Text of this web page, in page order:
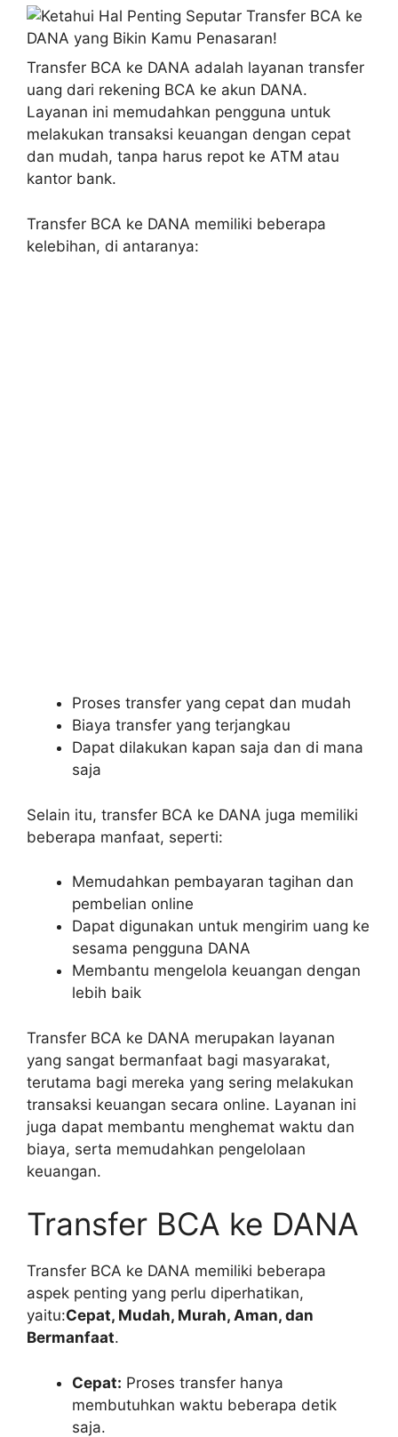
Transfer BCA ke DANA adalah layanan transfer
uang dari rekening BCA ke akun DANA.
Layanan ini memudahkan pengguna untuk
melakukan transaksi keuangan dengan cepat
dan mudah, tanpa harus repot ke ATM atau
kantor bank.
Transfer BCA ke DANA memiliki beberapa
kelebihan, di antaranya:
Proses transfer yang cepat dan mudah
Biaya transfer yang terjangkau
Dapat dilakukan kapan saja dan di mana
saja
Selain itu, transfer BCA ke DANA juga memiliki
beberapa manfaat, seperti:
Memudahkan pembayaran tagihan dan
pembelian online
Dapat digunakan untuk mengirim uang ke
sesama pengguna DANA
Membantu mengelola keuangan dengan
lebih baik
Transfer BCA ke DANA merupakan layanan
yang sangat bermanfaat bagi masyarakat,
terutama bagi mereka yang sering melakukan
transaksi keuangan secara online. Layanan ini
juga dapat membantu menghemat waktu dan
biaya, serta memudahkan pengelolaan
keuangan.
Transfer BCA ke DANA
Transfer BCA ke DANA memiliki beberapa
aspek penting yang perlu diperhatikan,
yaitu:Cepat, Mudah, Murah, Aman, dan
Bermanfaat.
Cepat: Proses transfer hanya
membutuhkan waktu beberapa detik
saja.